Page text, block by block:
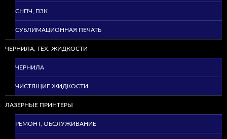
СНПЧ, ПЗК
СУБЛИМАЦИОННАЯ ПЕЧАТЬ
ЧЕРНИЛА, ТЕХ. ЖИДКОСТИ
ЧЕРНИЛА
ЧИСТЯЩИЕ ЖИДКОСТИ
ЛАЗЕРНЫЕ ПРИНТЕРЫ
РЕМОНТ, ОБСЛУЖИВАНИЕ